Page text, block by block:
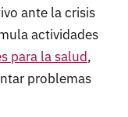
ante la crisis
actividades
para la salud,
problemas